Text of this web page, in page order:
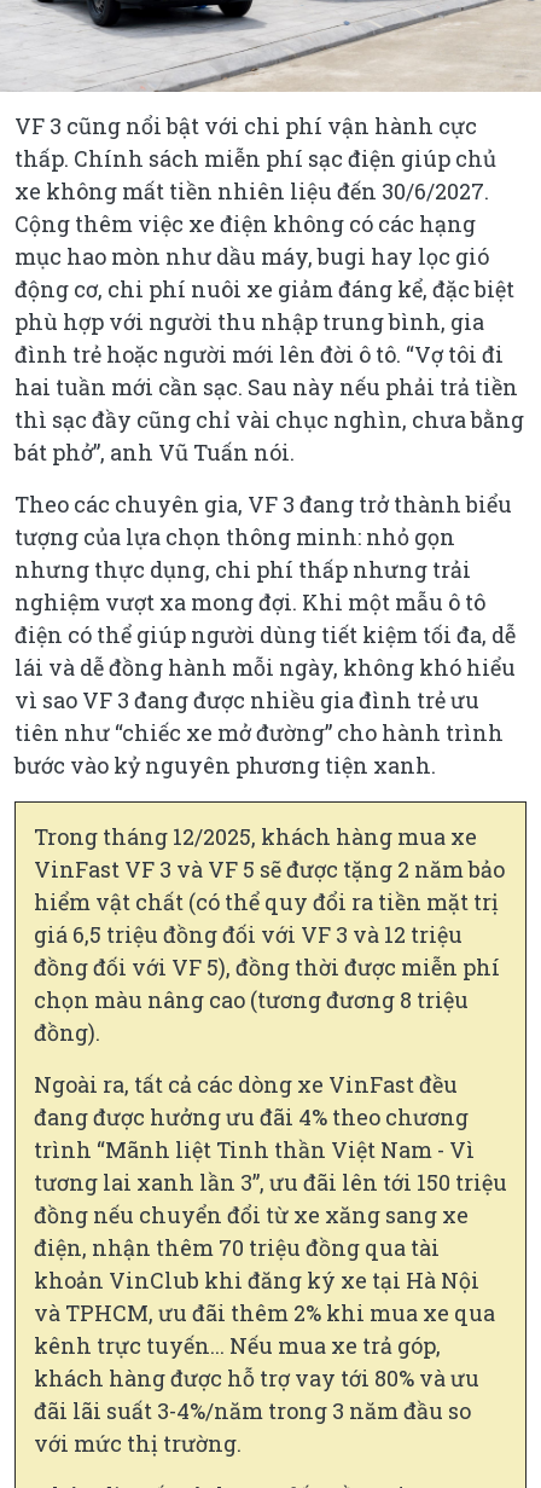
VF 3 cũng nổi bật với chi phí vận hành cực
thấp. Chính sách miễn phí sạc điện giúp chủ
xe không mất tiền nhiên liệu đến 30/6/2027.
Cộng thêm việc xe điện không có các hạng
mục hao mòn như dầu máy, bugi hay lọc gió
động cơ, chi phí nuôi xe giảm đáng kể, đặc biệt
phù hợp với người thu nhập trung bình, gia
đình trẻ hoặc người mới lên đời ô tô. “Vợ tôi đi
hai tuần mới cần sạc. Sau này nếu phải trả tiền
thì sạc đầy cũng chỉ vài chục nghìn, chưa bằng
bát phở”, anh Vũ Tuấn nói.
Theo các chuyên gia, VF 3 đang trở thành biểu
tượng của lựa chọn thông minh: nhỏ gọn
nhưng thực dụng, chi phí thấp nhưng trải
nghiệm vượt xa mong đợi. Khi một mẫu ô tô
điện có thể giúp người dùng tiết kiệm tối đa, dễ
lái và dễ đồng hành mỗi ngày, không khó hiểu
vì sao VF 3 đang được nhiều gia đình trẻ ưu
tiên như “chiếc xe mở đường” cho hành trình
bước vào kỷ nguyên phương tiện xanh.
Trong tháng 12/2025, khách hàng mua xe
VinFast VF 3 và VF 5 sẽ được tặng 2 năm bảo
hiểm vật chất (có thể quy đổi ra tiền mặt trị
giá 6,5 triệu đồng đối với VF 3 và 12 triệu
đồng đối với VF 5), đồng thời được miễn phí
chọn màu nâng cao (tương đương 8 triệu
đồng).
Ngoài ra, tất cả các dòng xe VinFast đều
đang được hưởng ưu đãi 4% theo chương
trình “Mãnh liệt Tinh thần Việt Nam - Vì
tương lai xanh lần 3”, ưu đãi lên tới 150 triệu
đồng nếu chuyển đổi từ xe xăng sang xe
điện, nhận thêm 70 triệu đồng qua tài
khoản VinClub khi đăng ký xe tại Hà Nội
và TPHCM, ưu đãi thêm 2% khi mua xe qua
kênh trực tuyến... Nếu mua xe trả góp,
khách hàng được hỗ trợ vay tới 80% và ưu
đãi lãi suất 3-4%/năm trong 3 năm đầu so
với mức thị trường.